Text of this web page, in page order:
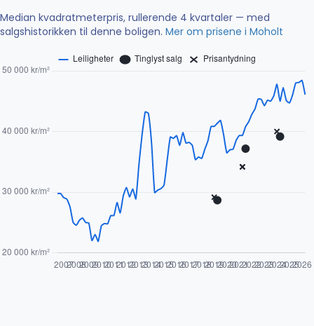
Median kvadratmeterpris, rullerende 4 kvartaler — med
salgshistorikken til denne boligen. Mer om prisene i Moholt